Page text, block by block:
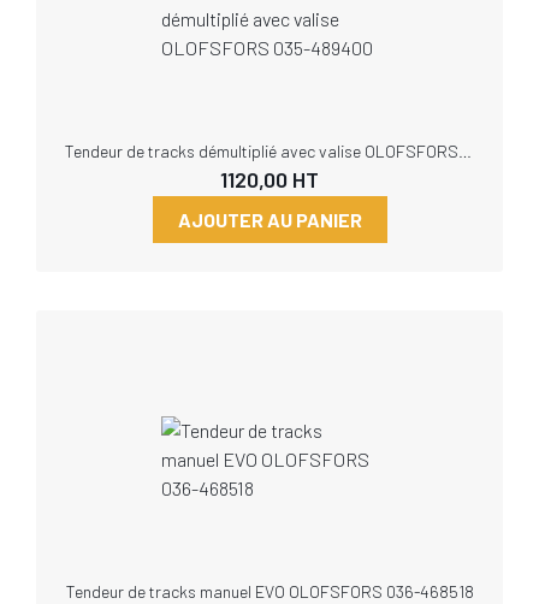
1120,00 HT
AJOUTER AU PANIER
Tendeur de tracks manuel EVO OLOFSFORS 036-468518